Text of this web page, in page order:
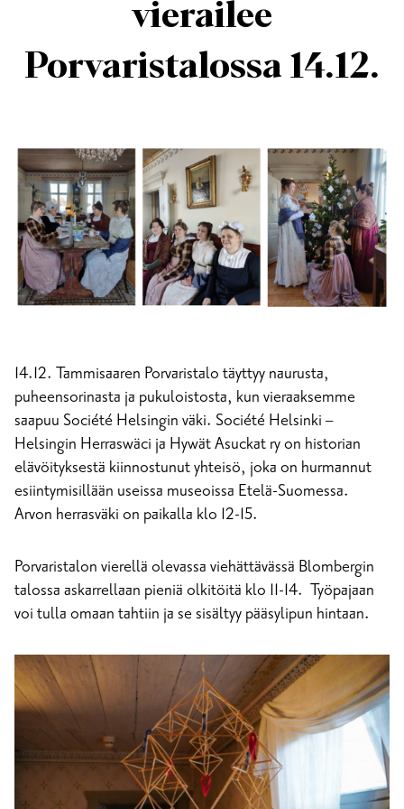
vierailee
Porvaristalossa 14.12.
14.12. Tammisaaren Porvaristalo täyttyy naurusta,
puheensorinasta ja pukuloistosta, kun vieraaksemme
saapuu Société Helsingin väki. Société Helsinki –
Helsingin Herraswäci ja Hywät Asuckat ry on historian
elävöityksestä kiinnostunut yhteisö, joka on hurmannut
esiintymisillään useissa museoissa Etelä-Suomessa.
Arvon herrasväki on paikalla klo 12-15.
Porvaristalon vierellä olevassa viehättävässä Blombergin
talossa askarrellaan pieniä olkitöitä klo 11-14. Työpajaan
voi tulla omaan tahtiin ja se sisältyy pääsylipun hintaan.